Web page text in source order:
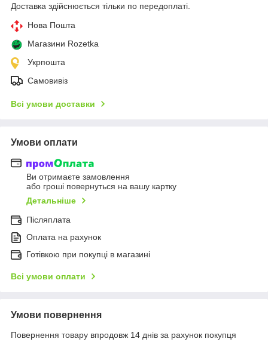
Доставка здійснюється тільки по передоплаті.
Нова Пошта
Магазини Rozetka
Укрпошта
Самовивіз
Всі умови доставки
Умови оплати
Ви отримаєте замовлення
або гроші повернуться на вашу картку
Детальніше
Післяплата
Оплата на рахунок
Готівкою при покупці в магазині
Всі умови оплати
Умови повернення
Повернення товару впродовж 14 днів за рахунок покупця